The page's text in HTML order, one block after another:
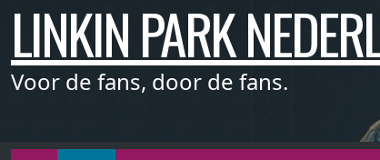
Meteen
de
inhoud
LINKIN PARK
Voor de fans, door de fans.